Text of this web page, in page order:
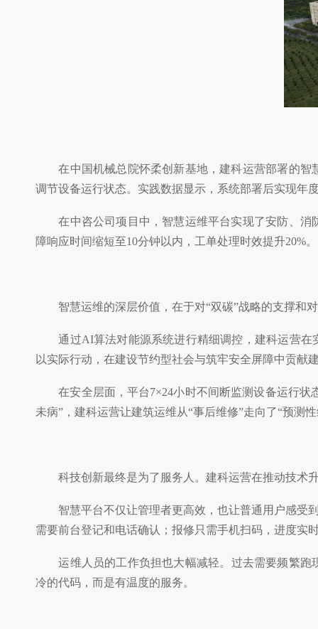
在中国机械总院怀柔创新基地，建科运营部署的智
调节设备运行状态。实践数据显示，系统部署后实现年
在中咨公司项目中，智慧运维平台实现了安防、消
障响应时间缩短至10分钟以内，工单处理时效提升20%
智慧运维的深层价值，在于对“双碳”战略的支撑和
通过AI算法对能源系统进行精细调控，建科运营在
以实际行动，在建设节约型社会与筑牢安全屏障中贡献
在安全层面，平台7×24小时不间断监测设备运行状
未病”，建科运营让建筑运维从“事后维修”走向了“预测
科技创新最终是为了服务人。建科运营在推动技术升
智慧平台不仅让管理者更高效，也让普通用户感受到
需要前台登记和电话确认；报修只需手机扫码，进度实
运维人员的工作负担也大幅减轻。过去需要频繁跑
冷的代码，而是有温度的服务。